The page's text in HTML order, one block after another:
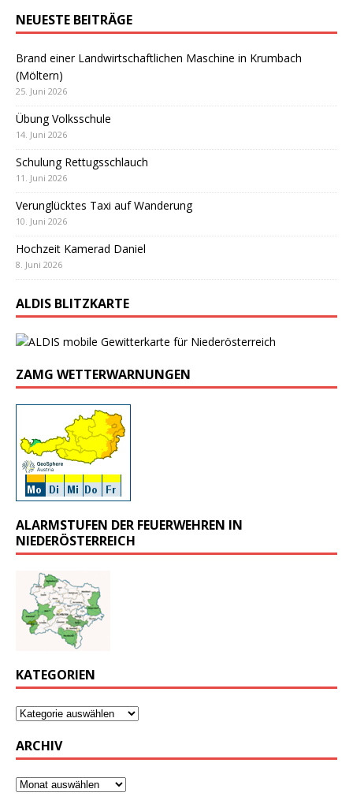
NEUESTE BEITRÄGE
Brand einer Landwirtschaftlichen Maschine in Krumbach
(Möltern)
25. Juni 2026
Übung Volksschule
14. Juni 2026
Schulung Rettugsschlauch
11. Juni 2026
Verunglücktes Taxi auf Wanderung
10. Juni 2026
Hochzeit Kamerad Daniel
8. Juni 2026
ALDIS BLITZKARTE
ZAMG WETTERWARNUNGEN
ALARMSTUFEN DER FEUERWEHREN IN
NIEDERÖSTERREICH
KATEGORIEN
ARCHIV